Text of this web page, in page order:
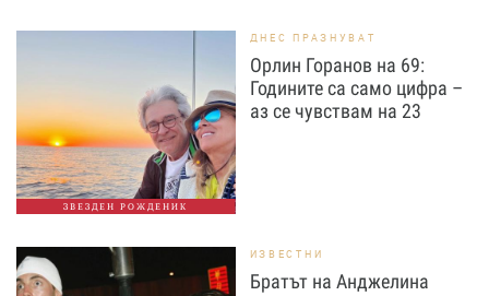
ЗВЕЗДЕН РОЖДЕНИК
ДНЕС ПРАЗНУВАТ
Орлин Горанов на 69:
Годините са само цифра –
аз се чувствам на 23
ИЗВЕСТНИ
Братът на Анджелина